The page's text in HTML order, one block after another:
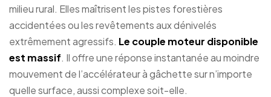
milieu rural. Elles maîtrisent les pistes forestières
accidentées ou les revêtements aux dénivelés
extrêmement agressifs. Le couple moteur disponible
est massif. Il offre une réponse instantanée au moindre
mouvement de l’accélérateur à gâchette sur n’importe
quelle surface, aussi complexe soit-elle.